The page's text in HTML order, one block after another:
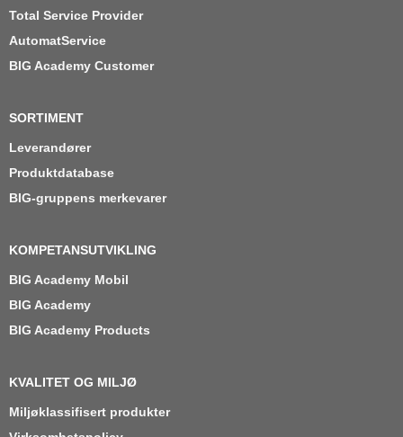
Total Service Provider
AutomatService
BIG Academy Customer
SORTIMENT
Leverandører
Produktdatabase
BIG-gruppens merkevarer
KOMPETANSUTVIKLING
BIG Academy Mobil
BIG Academy
BIG Academy Products
KVALITET OG MILJØ
Miljøklassifisert produkter